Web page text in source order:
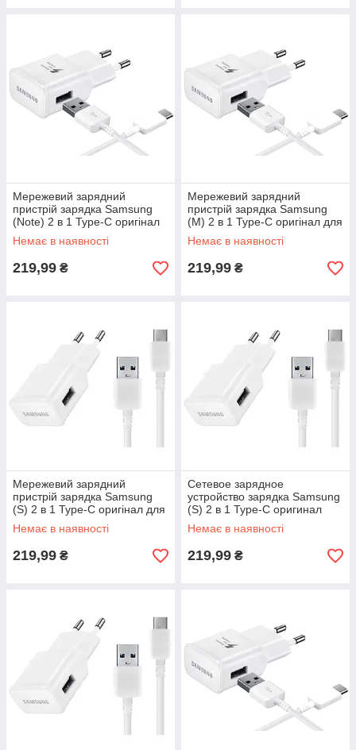
Мережевий зарядний
пристрій зарядка Samsung
(Note) 2 в 1 Type-C оригінал
для
Немає в наявності
219,99 ₴
Мережевий зарядний
пристрій зарядка Samsung
(M) 2 в 1 Type-C оригінал для
Немає в наявності
219,99 ₴
Мережевий зарядний
пристрій зарядка Samsung
(S) 2 в 1 Type-C оригінал для
Samsung Galaxy S8+ S8
SPlus G955
Немає в наявності
219,99 ₴
Сетевое зарядное
устройство зарядка Samsung
(S) 2 в 1 Type-C оригинал
для Samsung Galaxy S9 G960
Немає в наявності
219,99 ₴